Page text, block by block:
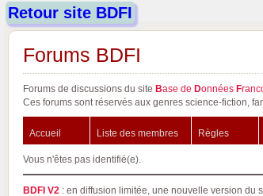
Retour site BDFI
Forums BDFI
Forums de discussions du site Base de Données F
Ces forums sont réservés aux genres science-fiction,
Accueil Liste des membres Règles
Vous n'êtes pas identifié(e).
BDFI V2 : en diffusion limitée, une nouvelle version du